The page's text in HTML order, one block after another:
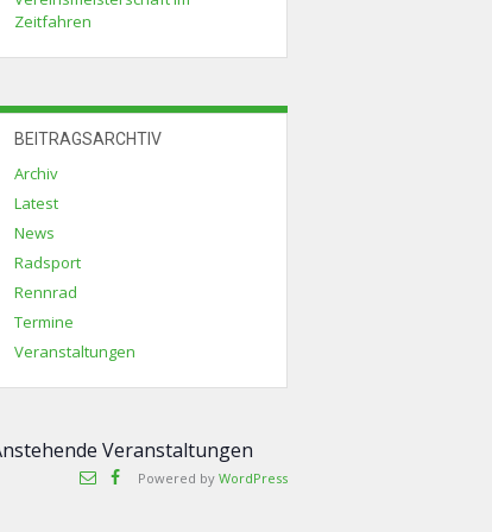
Zeitfahren
BEITRAGSARCHTIV
Archiv
Latest
News
Radsport
Rennrad
Termine
Veranstaltungen
Veranstaltungen
Powered by WordPress